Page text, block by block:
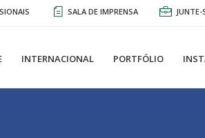
SALA DE IMPRENSA JUNTE-
INTERNACIONAL PORTFÓLIO